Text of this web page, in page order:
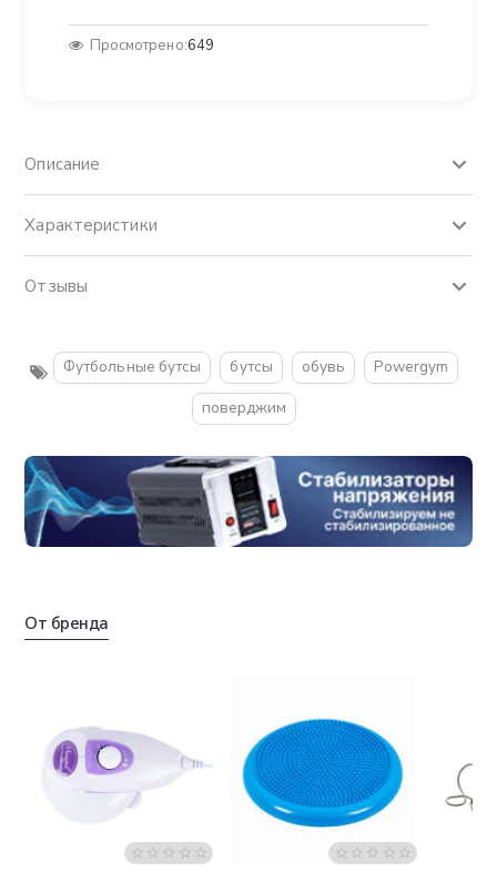
Просмотрено:649
Описание
Характеристики
Отзывы
Футбольные бутсы бутсы обувь
Powergym
поверджим
От бренда